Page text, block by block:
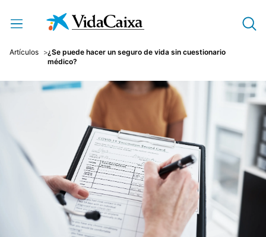
Saltar al contenido principal
Artículos
¿Se puede hacer un seguro de vida sin cuestionario
médico?